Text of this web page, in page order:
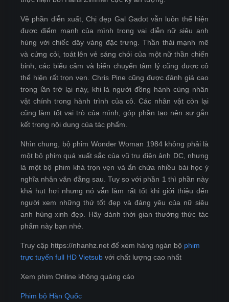
Về phần diễn xuất, Chị đẹp Gal Gadot vẫn luôn thể hiện
được điểm mạnh của mình trong vai diễn nữ siêu anh
hùng với chiếc dây vàng đặc trưng. Thần thái mạnh mẽ
và cứng cỏi, toát lên vẻ sáng chói của một nữ thần chiến
binh, các biểu cảm và biến chuyển tâm lý cũng được cô
thể hiện rất trọn vẹn. Chris Pine cũng được đánh giá cao
trong lần trở lại này, khi là người đồng hành cùng nhân
vật chính trong hành trình của cô. Các nhân vật còn lại
cũng làm tốt vai trò của mình, góp phần tạo nên sự gắn
kết trong nội dung của tác phẩm.
Nhìn chung, bộ phim Wonder Woman 1984 không phải là
một bộ phim quá xuất sắc của vũ trụ điện ảnh DC, nhưng
là một bộ phim khá trọn vẹn và ẩn chứa nhiều bài học ý
nghĩa nhân văn đằng sau. Tuy so với phần 1 thì phần này
khá hụt hơi nhưng nó vẫn làm rất tốt khi giới thiệu đến
người xem những thứ tốt đẹp và đáng yêu của nữ siêu
anh hùng xinh đẹp. Hãy dành thời gian thưởng thức tác
phẩm này bạn nhé.
Truy cập https://nhanhz.net để xem hàng ngàn bộ phim
trực tuyến full HD Vietsub với chất lượng cao nhất
Xem phim Online không quảng cáo
Phim bộ Hàn Quốc